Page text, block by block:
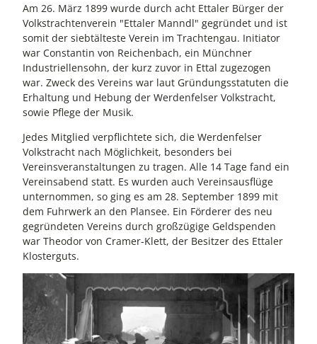
Am 26. März 1899 wurde durch acht Ettaler Bürger der
Volkstrachtenverein "Ettaler Manndl" gegründet und ist
somit der siebtälteste Verein im Trachtengau. Initiator
war Constantin von Reichenbach, ein Münchner
Industriellensohn, der kurz zuvor in Ettal zugezogen
war. Zweck des Vereins war laut Gründungsstatuten die
Erhaltung und Hebung der Werdenfelser Volkstracht,
sowie Pflege der Musik.
Jedes Mitglied verpflichtete sich, die Werdenfelser
Volkstracht nach Möglichkeit, besonders bei
Vereinsveranstaltungen zu tragen. Alle 14 Tage fand ein
Vereinsabend statt. Es wurden auch Vereinsausflüge
unternommen, so ging es am 28. September 1899 mit
dem Fuhrwerk an den Plansee. Ein Förderer des neu
gegründeten Vereins durch großzügige Geldspenden
war Theodor von Cramer-Klett, der Besitzer des Ettaler
Klosterguts.